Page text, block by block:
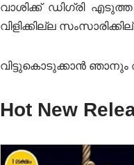
വാശിക്ക് ഡിഗ്രി
വിളിക്കില്ല
വിട്ടുകൊടുക്കാൻ ഞാനും
Hot New